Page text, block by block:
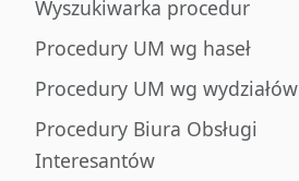
Wyszukiwarka procedur
Procedury UM wg haseł
Procedury UM wg wydziałów
Procedury Biura Obsługi
Interesantów